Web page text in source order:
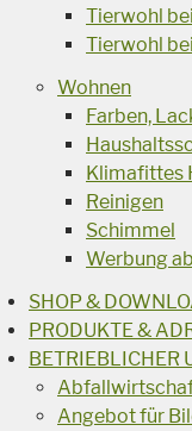
Tierwohl
Tierwohl
Wohnen
Farben,
Klimafittes
Reinigen
Schimmel
Werbung
SHOP &
PRODUKTE &
BETRIEBLICHER
Angebot für